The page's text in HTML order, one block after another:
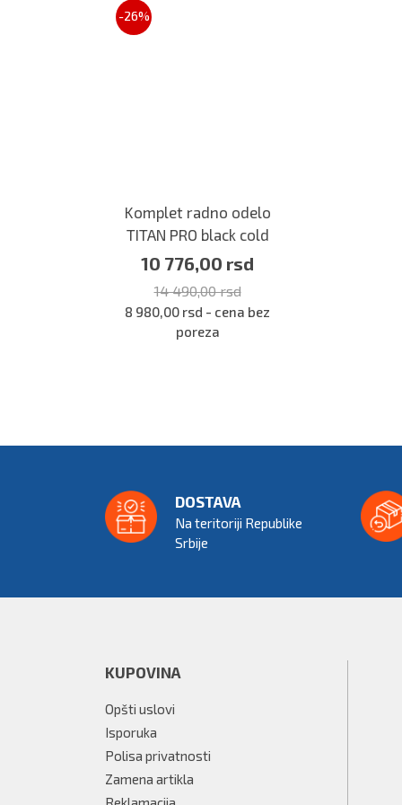
-26%
Komplet radno odelo
TITAN PRO black cold
10 776,00 rsd
14 490,00 rsd
8 980,00 rsd - cena bez
poreza
DOSTAVA
Na teritoriji Republike
Srbije
KUPOVINA
Opšti uslovi
Isporuka
Polisa privatnosti
Zamena artikla